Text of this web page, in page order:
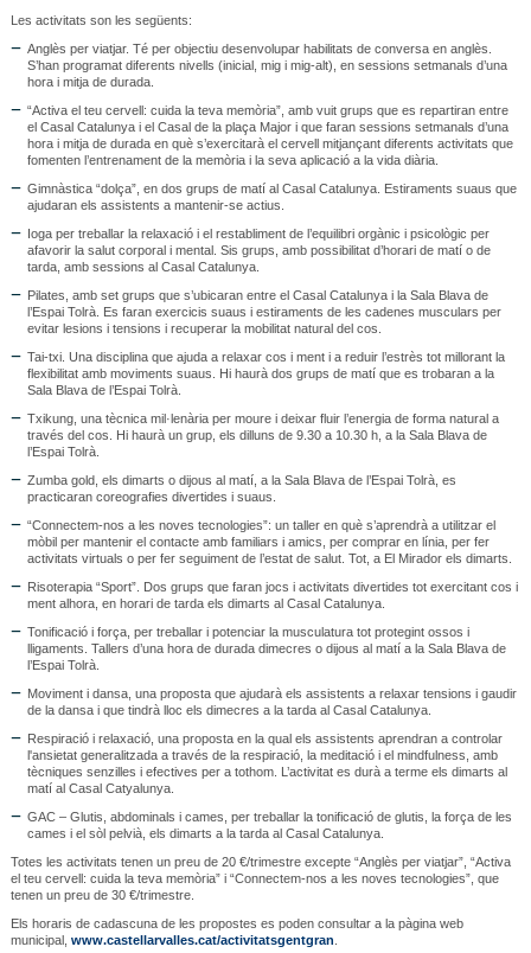
Les activitats son les següents:
Anglès per viatjar. Té per objectiu desenvolupar habilitats de conversa en anglès.
S’han programat diferents nivells (inicial, mig i mig-alt), en sessions setmanals d’una
hora i mitja de durada.
“Activa el teu cervell: cuida la teva memòria”, amb vuit grups que es repartiran entre
el Casal Catalunya i el Casal de la plaça Major i que faran sessions setmanals d’una
hora i mitja de durada en què s’exercitarà el cervell mitjançant diferents activitats que
fomenten l’entrenament de la memòria i la seva aplicació a la vida diària.
Gimnàstica “dolça”, en dos grups de matí al Casal Catalunya. Estiraments suaus que
ajudaran els assistents a mantenir-se actius.
Ioga per treballar la relaxació i el restabliment de l’equilibri orgànic i psicològic per
afavorir la salut corporal i mental. Sis grups, amb possibilitat d’horari de matí o de
tarda, amb sessions al Casal Catalunya.
Pilates, amb set grups que s’ubicaran entre el Casal Catalunya i la Sala Blava de
l’Espai Tolrà. Es faran exercicis suaus i estiraments de les cadenes musculars per
evitar lesions i tensions i recuperar la mobilitat natural del cos.
Tai-txi. Una disciplina que ajuda a relaxar cos i ment i a reduir l’estrès tot millorant la
flexibilitat amb moviments suaus. Hi haurà dos grups de matí que es trobaran a la
Sala Blava de l’Espai Tolrà.
Txikung, una tècnica mil·lenària per moure i deixar fluir l’energia de forma natural a
través del cos. Hi haurà un grup, els dilluns de 9.30 a 10.30 h, a la Sala Blava de
l’Espai Tolrà.
Zumba gold, els dimarts o dijous al matí, a la Sala Blava de l’Espai Tolrà, es
practicaran coreografies divertides i suaus.
“Connectem-nos a les noves tecnologies”: un taller en què s’aprendrà a utilitzar el
mòbil per mantenir el contacte amb familiars i amics, per comprar en línia, per fer
activitats virtuals o per fer seguiment de l’estat de salut. Tot, a El Mirador els dimarts.
Risoterapia “Sport”. Dos grups que faran jocs i activitats divertides tot exercitant cos i
ment alhora, en horari de tarda els dimarts al Casal Catalunya.
Tonificació i força, per treballar i potenciar la musculatura tot protegint ossos i
lligaments. Tallers d’una hora de durada dimecres o dijous al matí a la Sala Blava de
l’Espai Tolrà.
Moviment i dansa, una proposta que ajudarà els assistents a relaxar tensions i gaudir
de la dansa i que tindrà lloc els dimecres a la tarda al Casal Catalunya.
Respiració i relaxació, una proposta en la qual els assistents aprendran a controlar
l'ansietat generalitzada a través de la respiració, la meditació i el mindfulness, amb
tècniques senzilles i efectives per a tothom. L’activitat es durà a terme els dimarts al
matí al Casal Catyalunya.
GAC – Glutis, abdominals i cames, per treballar la tonificació de glutis, la força de les
cames i el sòl pelvià, els dimarts a la tarda al Casal Catalunya.
Totes les activitats tenen un preu de 20 €/trimestre excepte “Anglès per viatjar”, “Activa
el teu cervell: cuida la teva memòria” i “Connectem-nos a les noves tecnologies”, que
tenen un preu de 30 €/trimestre.
Els horaris de cadascuna de les propostes es poden consultar a la pàgina web
municipal, www.castellarvalles.cat/activitatsgentgran